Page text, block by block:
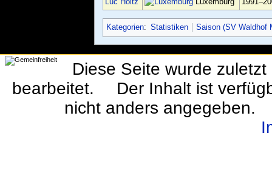
Luc Holtz Luxemburg
Kategorien: Statistiken Saison (SV Waldhof
Diese Seite wurde
bearbeitet.
Der Inhalt ist
nicht anders angegeben.